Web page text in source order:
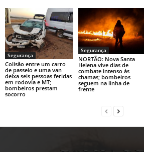
Segurança
Colisão entre um carro
de passeio e uma van
deixa seis pessoas feridas
em rodovia e MT;
bombeiros prestam
socorro
Segurança
NORTÃO: Nova Santa
Helena vive dias de
combate intenso às
chamas; bombeiros
seguem na linha de
frente